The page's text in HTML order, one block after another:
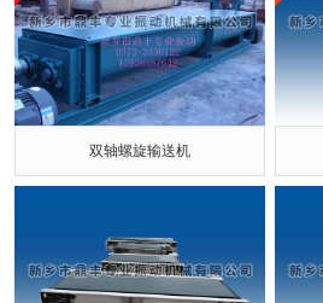
双轴螺旋输送机